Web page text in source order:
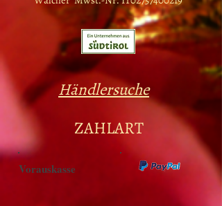
Händlersuche
ZAHLART
Vorauskasse